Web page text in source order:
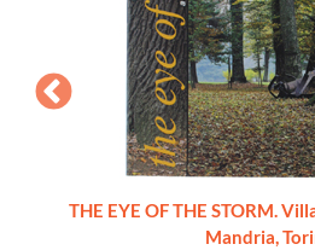
THE EYE OF THE STORM.
Mandria,